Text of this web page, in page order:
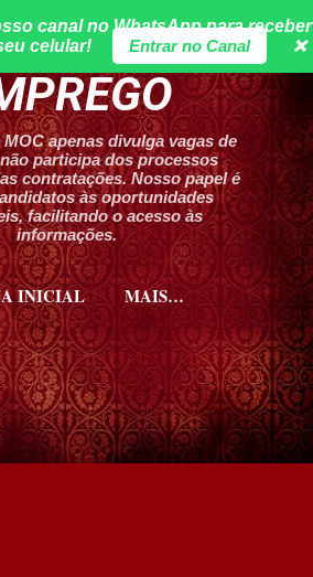
o conteúdo principal
DE
apenas divulga vagas de
participa dos processos
contratações. Nosso papel é
às oportunidades
facilitando o acesso às
informações.
canal no WhatsApp para receber
celular!
Entrar no Canal ❌
INICIAL
MAIS…
HA VAGAS MOC